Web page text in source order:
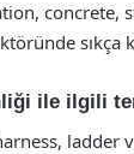
concrete,
sıkça
ile ilgili
ladder